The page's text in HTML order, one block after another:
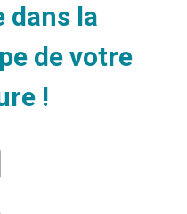
dans la
de votre
!